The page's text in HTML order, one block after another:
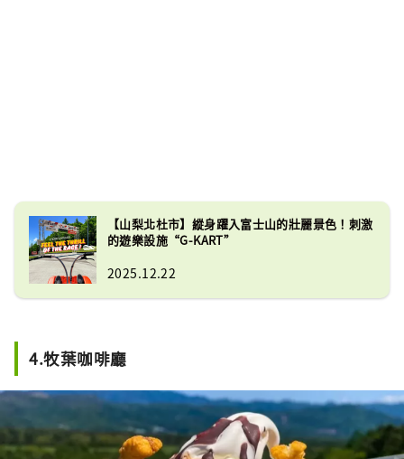
【山梨北杜市】縱身躍入富士山的壯麗景色！刺激
的遊樂設施“G-KART”
2025.12.22
4.牧葉咖啡廳